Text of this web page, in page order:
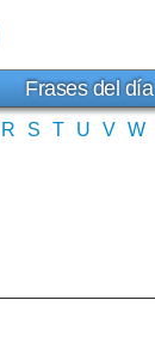
Frases del día
R S T U V W